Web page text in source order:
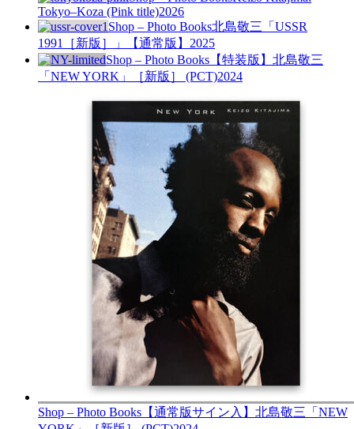
Tokyo–Koza (Pink title)2026
Shop – Photo Books北島敬三「USSR
1991［新版］」【通常版】 2025
Shop – Photo Books 【特装版】北島敬三
「NEW YORK」［新版］ (PCT)2024
Shop – Photo Books 【通常版サイン入】北島敬三「NEW